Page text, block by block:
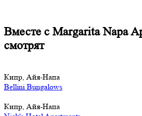
Вместе с Margarita Napa
смотрят
Кипр, Айя-Напа
Bellini Bungalows
Кипр, Айя-Напа